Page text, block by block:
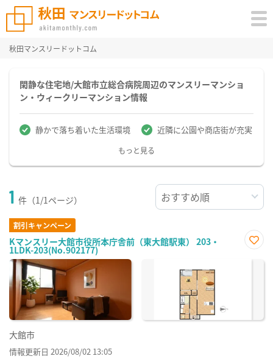
秋田マンスリードットコム
閑静な住宅地/大館市立総合病院周辺のマンスリーマンショ
ン・ウィークリーマンション情報
静かで落ち着いた生活環境 近隣に公園や商店街が充実
もっと見る
1 件（1/1ページ）
割引キャンペーン
Kマンスリー大館市役所本庁舎前（東大館駅東） 203・
1LDK-203(No.902177)
に入
大館市
情報更新日 2026/08/02 13:05